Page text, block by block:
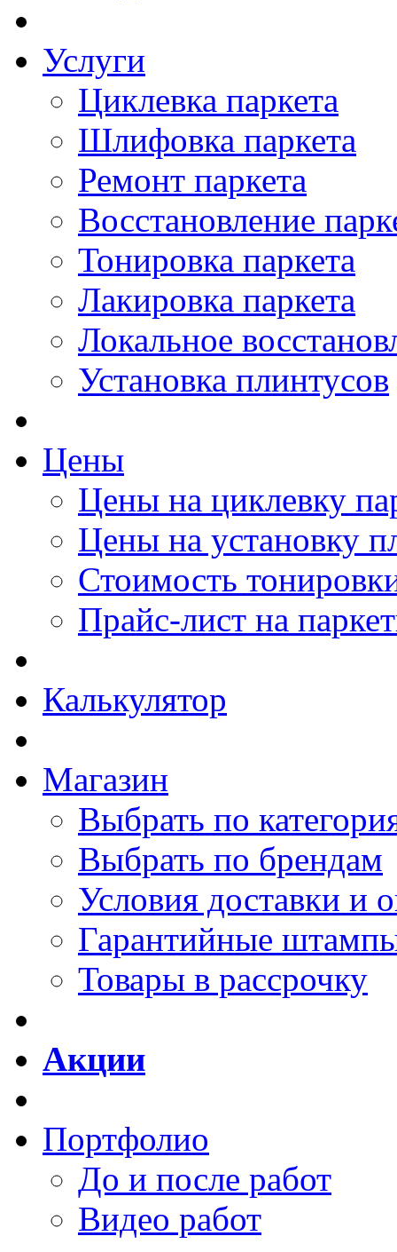
Услуги
Циклевка паркета
Шлифовка паркета
Ремонт паркета
Восстановление
Тонировка паркета
Лакировка паркета
Локальное
Установка плинтусов
Цены
Цены на циклевку
Цены на установку
Стоимость
Прайс-лист на
Калькулятор
Магазин
Выбрать по
Выбрать по брендам
Условия доставки и
Гарантийные
Товары в рассрочку
Акции
Портфолио
До и после работ
Видео работ